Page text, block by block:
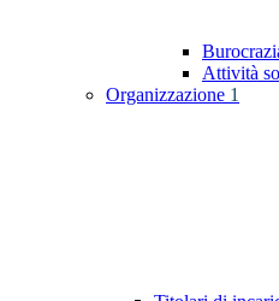
Attività
Organizzazione 1